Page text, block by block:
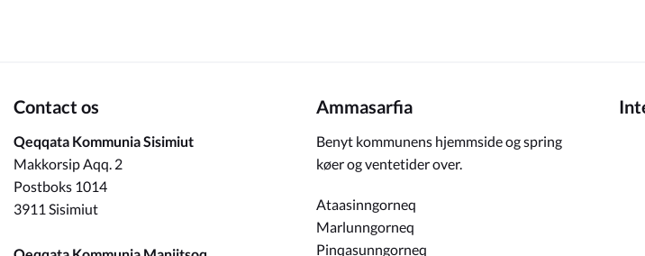
Contact os
Qeqqata Kommunia Sisimiut
Makkorsip Aqq. 2
Postboks 1014
3911 Sisimiut
Ammasarfia
Benyt kommunens hjemmside og spring
køer og ventetider over.
Ataasinngorneq
Marlunngorneq
Pinqasunngorneq